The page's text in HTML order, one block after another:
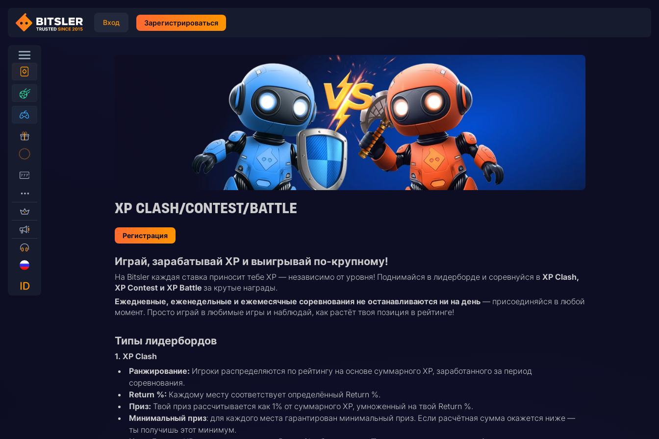
Вход Зарегистрироваться
XP CLASH/CONTEST/BATTLE
Регистрация
Играй, зарабатывай XP и выигрывай по-крупному!
На Bitsler каждая ставка приносит тебе XP — независимо от уровня! Поднимайся в лидерборде и соревнуйся в XP Clash,
XP Contest и XP Battle за крутые награды.
Ежедневные, еженедельные и ежемесячные соревнования не останавливаются ни на день — присоединяйся в любой
момент. Просто играй в любимые игры и наблюдай, как растёт твоя позиция в рейтинге!
Типы лидербордов
1. XP Clash
Ранжирование: Игроки распределяются по рейтингу на основе суммарного XP, заработанного за период
соревнования.
Return %: Каждому месту соответствует определённый Return %.
Приз: Твой приз рассчитывается как 1% от суммарного XP, умноженный на твой Return %.
Минимальный приз: для каждого места гарантирован минимальный приз. Если расчётная сумма окажется ниже —
ты получишь этот минимум.